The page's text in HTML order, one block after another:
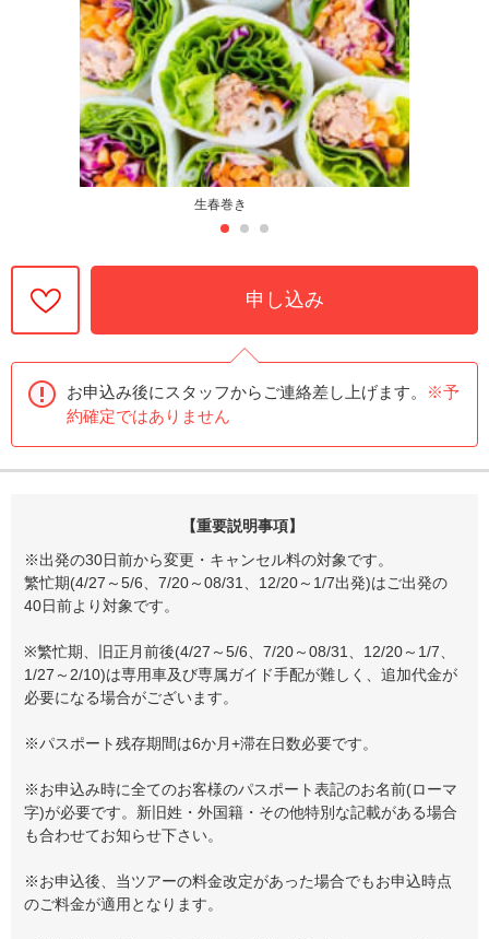
生春巻き
申し込み
お申込み後にスタッフからご連絡差し上げます。
※予
約確定ではありません
【重要説明事項】
※出発の30日前から変更・キャンセル料の対象です。
繁忙期(4/27～5/6、7/20～08/31、12/20～1/7出発)はご出発の
40日前より対象です。
※繁忙期、旧正月前後(4/27～5/6、7/20～08/31、12/20～1/7、
1/27～2/10)は専用車及び専属ガイド手配が難しく、追加代金が
必要になる場合がございます。
※パスポート残存期間は6か月+滞在日数必要です。
※お申込み時に全てのお客様のパスポート表記のお名前(ローマ
字)が必要です。新旧姓・外国籍・その他特別な記載がある場合
も合わせてお知らせ下さい。
※お申込後、当ツアーの料金改定があった場合でもお申込時点
のご料金が適用となります。